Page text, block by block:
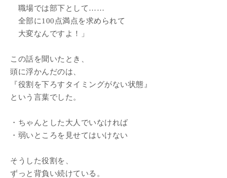
職場では部下として……
全部に100点満点を求められて
大変なんですよ！」
この話を聞いたとき、
頭に浮かんだのは、
『役割を下ろすタイミングがない状態』
という言葉でした。
・ちゃんとした大人でいなければ
・弱いところを見せてはいけない
そうした役割を、
ずっと背負い続けている。